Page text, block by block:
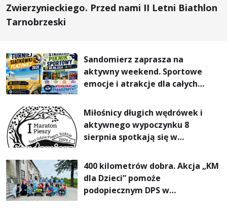
Zwierzynieckiego. Przed nami II Letni Biathlon
Tarnobrzeski
Sandomierz zaprasza na
aktywny weekend. Sportowe
emocje i atrakcje dla całych
Miłośnicy długich wędrówek i
aktywnego wypoczynku 8
sierpnia spotkają się w
Pieszym „Tam Gdzie Pieprz
Rośnie”
400 kilometrów dobra. Akcja „KM
dla Dzieci” pomoże
podopiecznym DPS w